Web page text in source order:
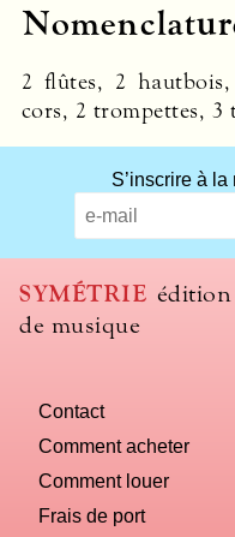
2 flûtes, 2
cors, 2 trompettes, 3
we
to
name
S’inscrire à
SYMÉTRIE
de musique
Contact
Comment acheter
Comment louer
Frais de port